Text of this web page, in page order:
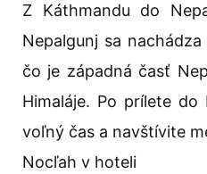
Z Káthmandu do
Nepalgunj sa
čo je západná časť
Himaláje. Po prílete
voľný čas a navštívite
Nocľah v hoteli